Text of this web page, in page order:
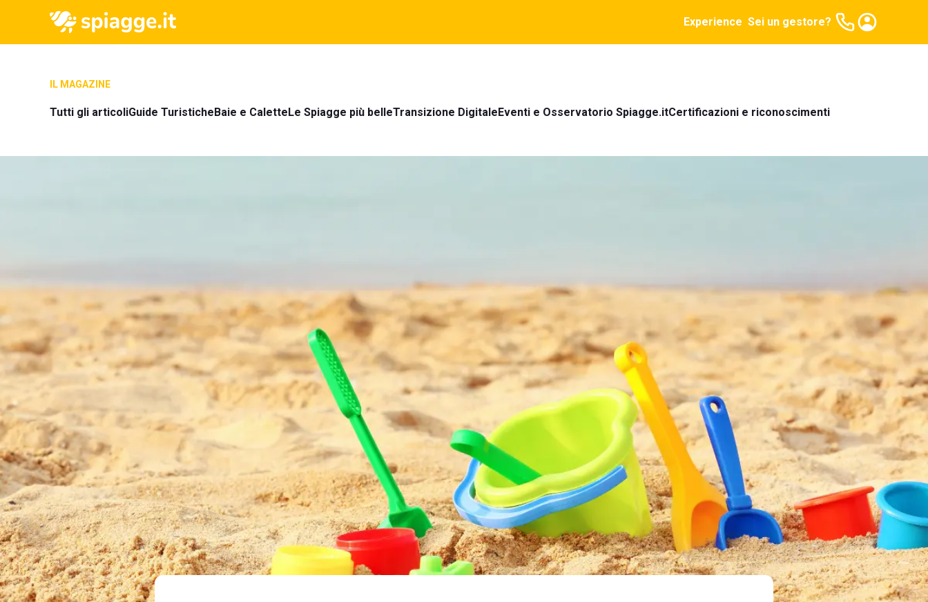
Experience Sei un gestore?
IL MAGAZINE
Tutti gli articoliGuide TuristicheBaie e CaletteLe Spiagge più belleTransizione DigitaleEventi e Osservatorio Spiagge.itCertificazioni e riconoscimenti